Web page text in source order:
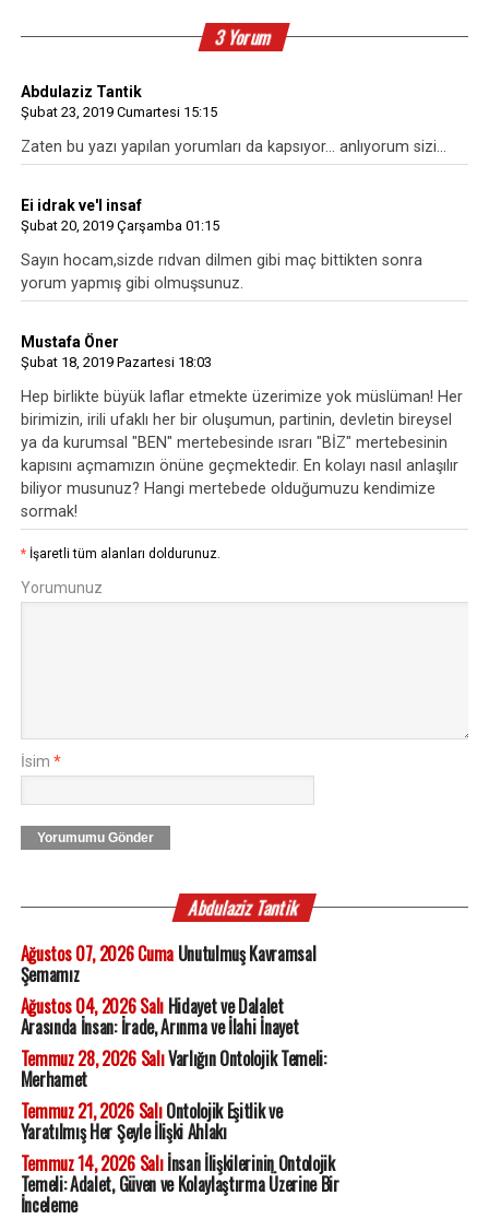
3 Yorum
Abdulaziz Tantik
Şubat 23, 2019 Cumartesi 15:15
Zaten bu yazı yapılan yorumları da kapsıyor... anlıyorum sizi...
Ei idrak ve'l insaf
Şubat 20, 2019 Çarşamba 01:15
Sayın hocam,sizde rıdvan dilmen gibi maç bittikten sonra
yorum yapmış gibi olmuşsunuz.
Mustafa Öner
Şubat 18, 2019 Pazartesi 18:03
Hep birlikte büyük laflar etmekte üzerimize yok müslüman! Her
birimizin, irili ufaklı her bir oluşumun, partinin, devletin bireysel
ya da kurumsal "BEN" mertebesinde ısrarı "BİZ" mertebesinin
kapısını açmamızın önüne geçmektedir. En kolayı nasıl anlaşılır
biliyor musunuz? Hangi mertebede olduğumuzu kendimize
sormak!
* İşaretli tüm alanları doldurunuz.
Yorumunuz
İsim *
Yorumumu Gönder
Abdulaziz Tantik
Ağustos 07, 2026 CumaUnutulmuş Kavramsal
Şemamız
Ağustos 04, 2026 SalıHidayet ve Dalalet
Arasında İnsan: İrade, Arınma ve İlahi İnayet
Temmuz 28, 2026 SalıVarlığın Ontolojik Temeli:
Merhamet
Temmuz 21, 2026 SalıOntolojik Eşitlik ve
Yaratılmış Her Şeyle İlişki Ahlakı
Temmuz 14, 2026 Salıİnsan İlişkilerinin Ontolojik
Temeli: Adalet, Güven ve Kolaylaştırma Üzerine Bir
İnceleme